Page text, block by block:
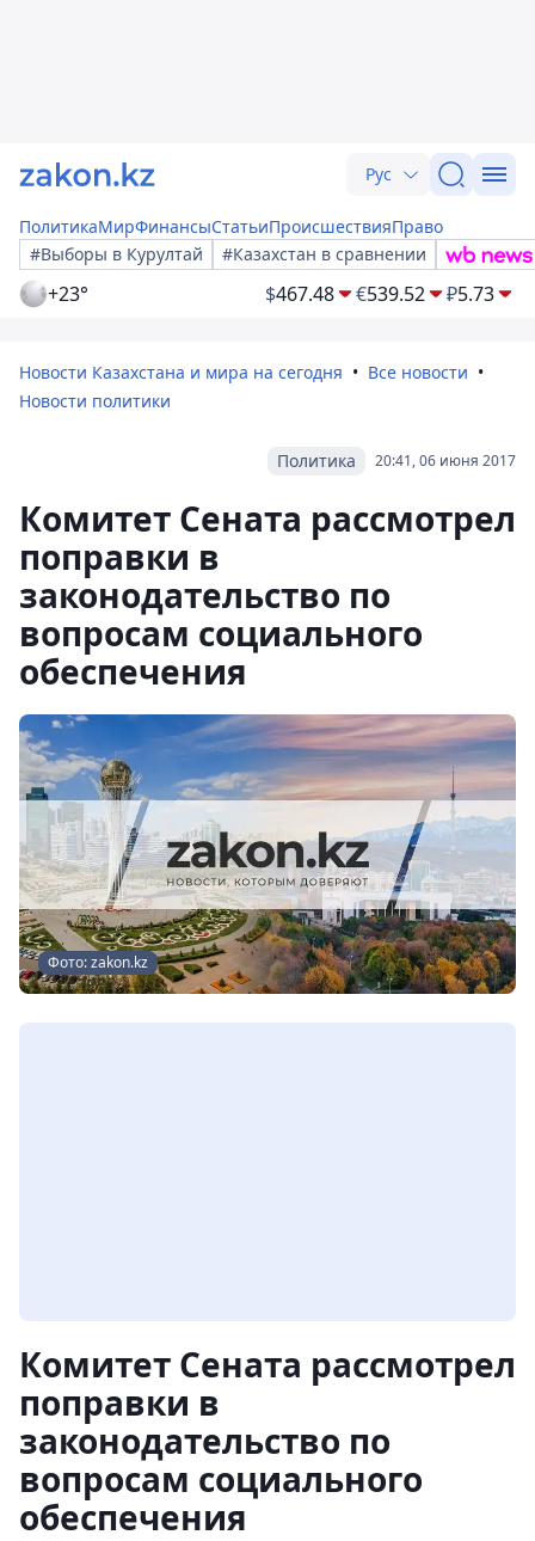
Рус
ПолитикаМирФинансыСтатьиПроисшествияПраво
#Выборы в Курултай
#Казахстан в сравнении
+23° $467.48 €539.52 ₽5.73
Новости Казахстана и мира на сегодня
Все новости
Новости политики
20:41, 06 июня 2017
Политика
Комитет Сената рассмотрел
поправки в
законодательство по
вопросам социального
обеспечения
Фото: zakon.kz
Комитет Сената рассмотрел
поправки в
законодательство по
вопросам социального
обеспечения